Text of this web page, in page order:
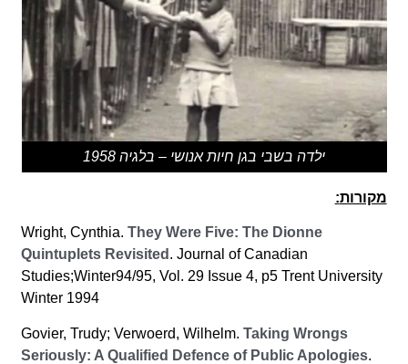
ילדה בשבי בגן חיות אנושי – בלגיה 1958
מקורות:
Wright, Cynthia.They Were Five: The Dionne
Quintuplets Revisited . Journal of Canadian
Studies;Winter94/95, Vol. 29 Issue 4, p5 Trent University
Winter 1994
Govier, Trudy; Verwoerd, Wilhelm.Taking Wrongs
Seriously: A Qualified Defence of Public Apologies.